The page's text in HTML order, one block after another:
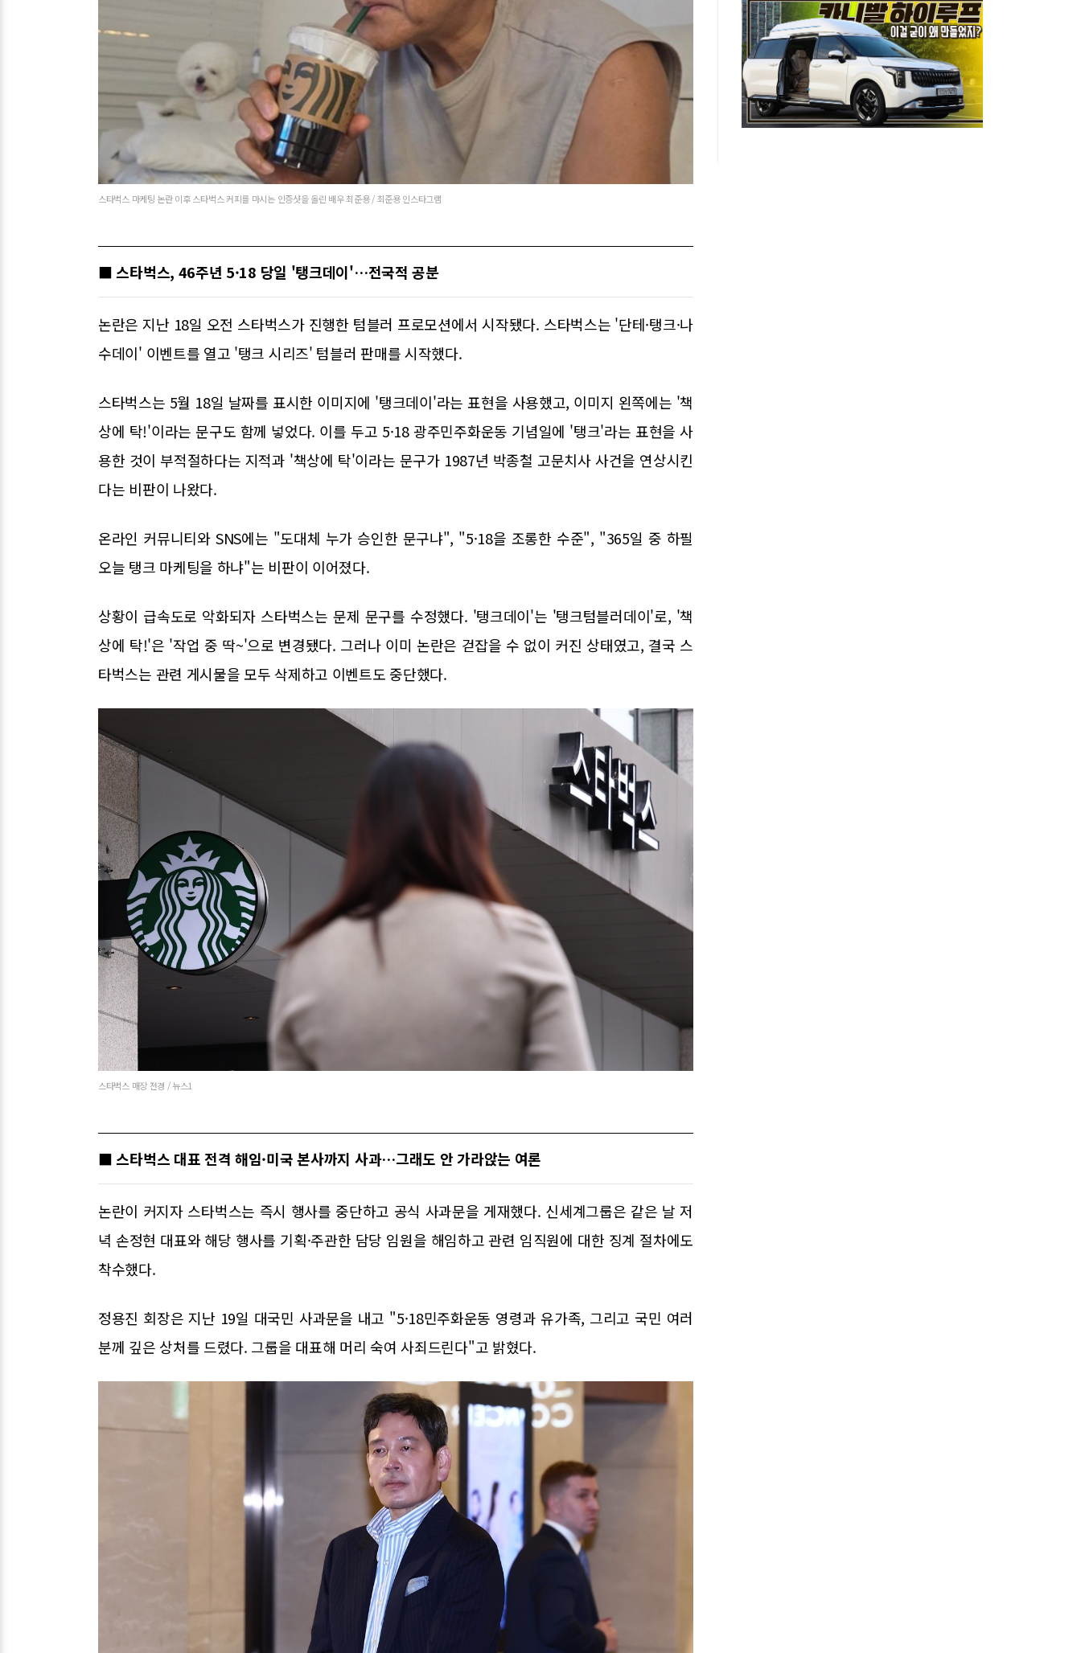
스타벅스 마케팅 논란 이후 스타벅스 커피를 마시는 인증샷을 올린 배우 최준용 / 최준용 인스타그램
■ 스타벅스, 46주년 5·18 당일 '탱크데이'…전국적 공분
논란은 지난 18일 오전 스타벅스가 진행한 텀블러 프로모션에서 시작됐다. 스타벅스는 '단테·탱크·나
수데이' 이벤트를 열고 '탱크 시리즈' 텀블러 판매를 시작했다.
스타벅스는 5월 18일 날짜를 표시한 이미지에 '탱크데이'라는 표현을 사용했고, 이미지 왼쪽에는 '책
상에 탁!'이라는 문구도 함께 넣었다. 이를 두고 5·18 광주민주화운동 기념일에 '탱크'라는 표현을 사
용한 것이 부적절하다는 지적과 '책상에 탁'이라는 문구가 1987년 박종철 고문치사 사건을 연상시킨
다는 비판이 나왔다.
온라인 커뮤니티와 SNS에는 "도대체 누가 승인한 문구냐", "5·18을 조롱한 수준", "365일 중 하필
오늘 탱크 마케팅을 하냐"는 비판이 이어졌다.
상황이 급속도로 악화되자 스타벅스는 문제 문구를 수정했다. '탱크데이'는 '탱크텀블러데이'로, '책
상에 탁!'은 '작업 중 딱~'으로 변경됐다. 그러나 이미 논란은 걷잡을 수 없이 커진 상태였고, 결국 스
타벅스는 관련 게시물을 모두 삭제하고 이벤트도 중단했다.
스타벅스 매장 전경 / 뉴스1
■ 스타벅스 대표 전격 해임·미국 본사까지 사과…그래도 안 가라앉는 여론
논란이 커지자 스타벅스는 즉시 행사를 중단하고 공식 사과문을 게재했다. 신세계그룹은 같은 날 저
녁 손정현 대표와 해당 행사를 기획·주관한 담당 임원을 해임하고 관련 임직원에 대한 징계 절차에도
착수했다.
정용진 회장은 지난 19일 대국민 사과문을 내고 "5·18민주화운동 영령과 유가족, 그리고 국민 여러
분께 깊은 상처를 드렸다. 그룹을 대표해 머리 숙여 사죄드린다"고 밝혔다.